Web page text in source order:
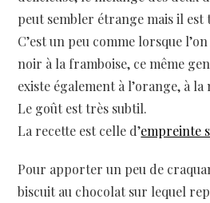
peut sembler étrange mais il est
C’est un peu comme lorsque
noir à la framboise, ce même
existe également à l’orange, à
Le goût est très subtil.
La recette est celle d’empreinte
Pour apporter un peu de
biscuit au chocolat sur lequel